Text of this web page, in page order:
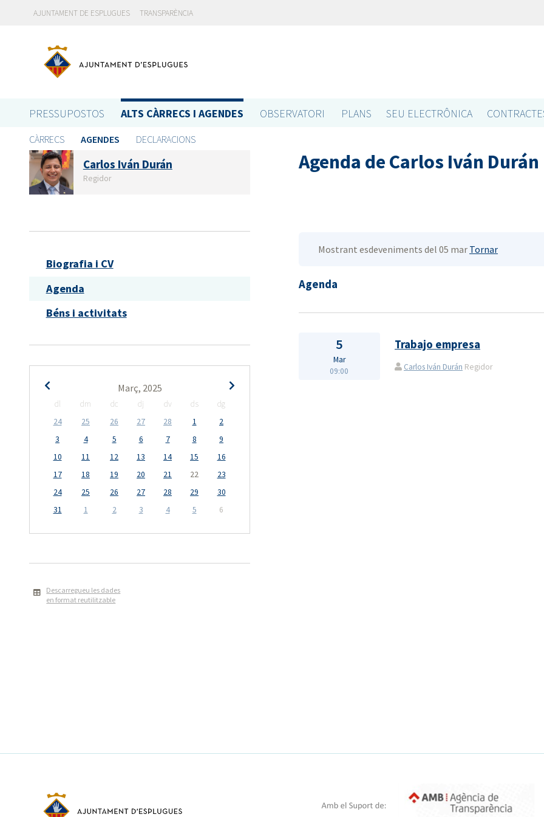
AJUNTAMENT DE ESPLUGUES TRANSPARÈNCIA
PRESSUPOSTOS ALTS CÀRRECS I AGENDES OBSERVATORI PLANS SEU ELECTRÔNICA
CÀRRECS AGENDES DECLARACIONS
Carlos Iván Durán
Regidor
Biografia i CV
Agenda
Béns i activitats
Març, 2025
dl dm dc dj dv ds
dg
24
25 26 27 28 1
2
3
4 5 6 7 8
9
10
11 12 13 14 15
16
17
18 19 20 21 22
23
24
25 26 27 28 29
30
31
1 2 3 4 5 6
Descarregueu les dades
en format reutilitzable
Agenda de Carlos Iván Durán
Mostrant esdeveniments del 05 mar Tornar
Agenda
5
Mar
09:00
Trabajo empresa
Carlos Iván Durán Regidor